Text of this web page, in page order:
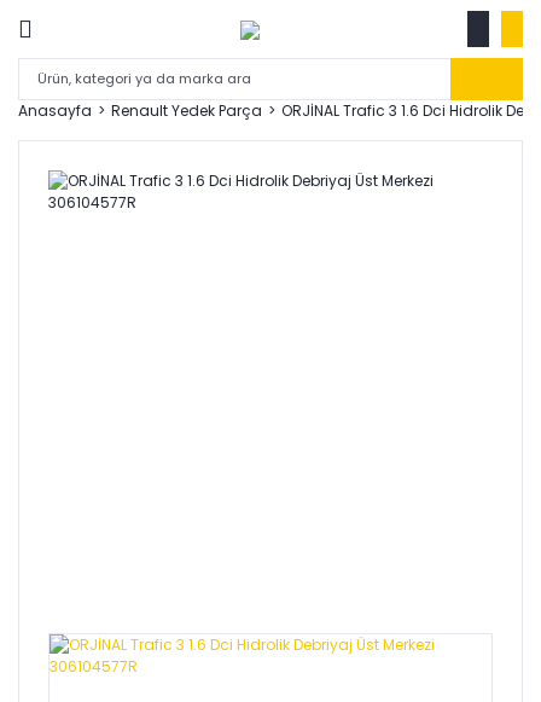
Anasayfa Renault Yedek Parça ORJİNAL Trafic 3 1.6 Dci Hidrolik